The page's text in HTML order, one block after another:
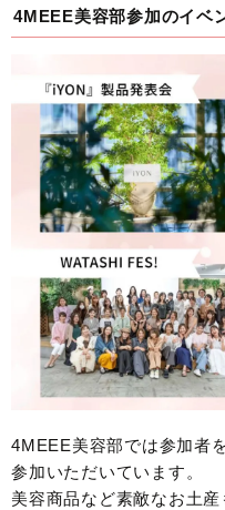
4MEEE美容部参加のイベ
4MEEE美容部では参加者
参加いただいています。
美容商品など素敵なお土